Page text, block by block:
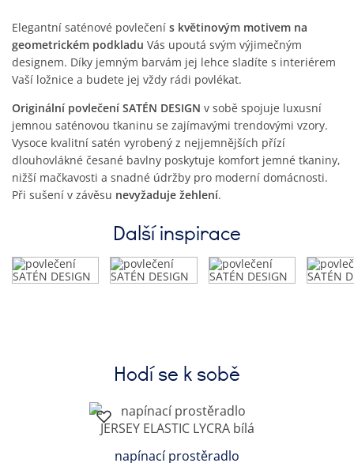
Elegantní saténové povlečení s květinovým motivem na
geometrickém podkladu Vás upoutá svým výjimečným
designem. Díky jemným barvám jej lehce sladíte s interiérem
Vaší ložnice a budete jej vždy rádi povlékat.
Originální povlečení SATÉN DESIGN v sobě spojuje luxusní
jemnou saténovou tkaninu se zajímavými trendovými vzory.
Vysoce kvalitní satén vyrobený z nejjemnějších přízí
dlouhovlákné česané bavlny poskytuje komfort jemné tkaniny,
nižší mačkavosti a snadné údržby pro moderní domácnosti.
Při sušení v závěsu nevyžaduje žehlení.
Další inspirace
Hodí se k sobě
napínací prostěradlo